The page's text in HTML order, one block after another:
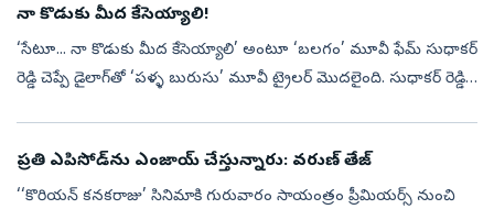
నా కొడుకు మీద కేసెయ్యాలి!
‘సేటూ... నా కొడుకు మీద కేసెయ్యాలి’ అంటూ ‘బలగం’ మూవీ ఫేమ్‌ సుధాకర్‌
రెడ్డి చెప్పే డైలాగ్‌తో ‘పళ్ళ బురుసు’ మూవీ ట్రైలర్‌ మొదలైంది. సుధాకర్‌ రెడ్డి,
ప్రతి ఎపిసోడ్‌ను ఎంజాయ్‌ చేస్తున్నారు: వరుణ్‌ తేజ్‌
‘‘కొరియన్‌ కనకరాజు’ సినిమాకి గురువారం సాయంత్రం ప్రీమియర్స్‌ నుంచి